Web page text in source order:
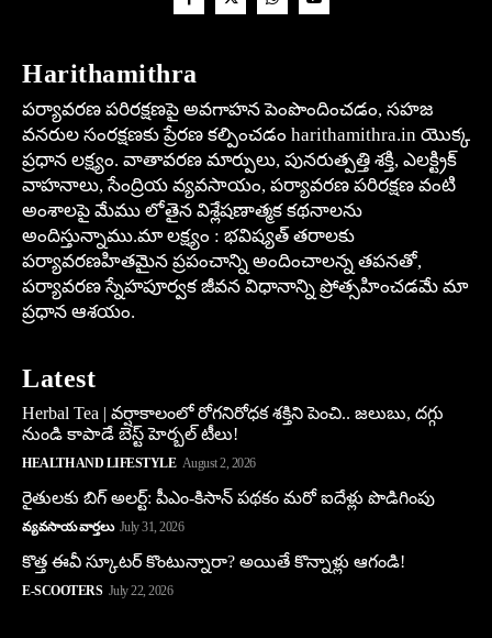
Harithamithra
పర్యావరణ పరిరక్షణపై అవగాహన పెంపొందించడం, సహజ
వనరుల సంరక్షణకు ప్రేరణ కల్పించడం harithamithra.in యొక్క
ప్రధాన లక్ష్యం. వాతావరణ మార్పులు, పునరుత్పత్తి శక్తి, ఎలక్ట్రిక్
వాహనాలు, సేంద్రియ వ్యవసాయం, పర్యావరణ పరిరక్షణ వంటి
అంశాలపై మేము లోతైన విశ్లేషణాత్మక కథనాలను
అందిస్తున్నాము.మా లక్ష్యం : భవిష్యత్ తరాలకు
పర్యావరణహితమైన ప్రపంచాన్ని అందించాలన్న తపనతో,
పర్యావరణ స్నేహపూర్వక జీవన విధానాన్ని ప్రోత్సహించడమే మా
ప్రధాన ఆశయం.
Latest
Herbal Tea | వర్షాకాలంలో రోగనిరోధక శక్తిని పెంచి.. జలుబు, దగ్గు
నుండి కాపాడే బెస్ట్ హెర్బల్ టీలు!
HEALTH AND LIFESTYLE August 2, 2026
రైతులకు బిగ్ అలర్ట్: పీఎం-కిసాన్ పథకం మరో ఐదేళ్లు పొడిగింపు
వ్యవసాయ వార్తలు July 31, 2026
కొత్త ఈవీ స్కూట‌ర్ కొంటున్నారా? అయితే కొన్నాళ్లు ఆగండి!
E-SCOOTERS July 22, 2026